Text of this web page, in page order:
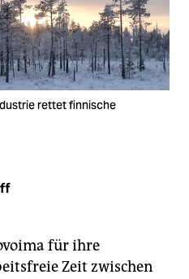
rettet finnische
für ihre
Zeit zwischen